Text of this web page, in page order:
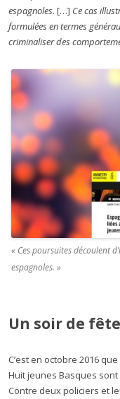
espagnoles. […] Ce cas
formulées en termes
criminaliser des
« Ces poursuites découlent
espagnoles. »
Un soir de fête
C’est en octobre 2016
Huit jeunes Basques
Contre deux policiers et